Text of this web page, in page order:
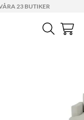
23 BUTIKER